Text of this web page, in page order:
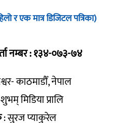
र एक मात्र डिजिटल पत्रिका)
नम्बर : १३४-०७३-७४
काठमाडौँ, नेपाल
मिडिया प्रालि
: सुरज प्याकुरेल